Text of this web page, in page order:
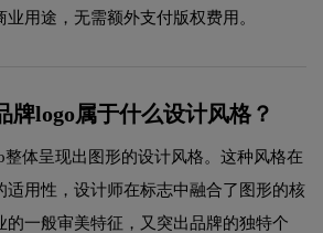
用途，无需额外支付版权费用。
牌logo属于什么设计风格？
体呈现出图形的设计风格。这种风格在
适用性，设计师在标志中融合了图形的核
的一般审美特征，又突出品牌的独特个